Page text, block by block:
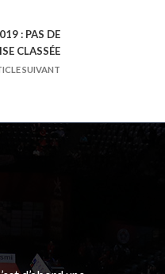
: PAS DE
CLASSÉE
SUIVANT